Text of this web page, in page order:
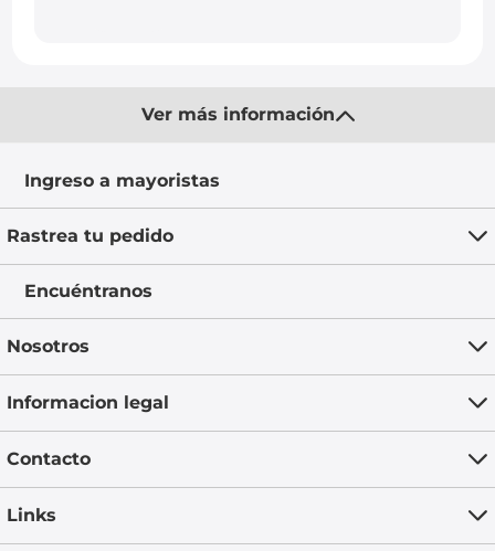
Ver más información
Ingreso a mayoristas
Rastrea tu pedido
Encuéntranos
Nosotros
Informacion legal
Contacto
Links